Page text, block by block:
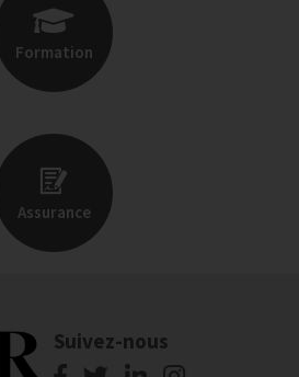
Formation
Assurance
Suivez-nous